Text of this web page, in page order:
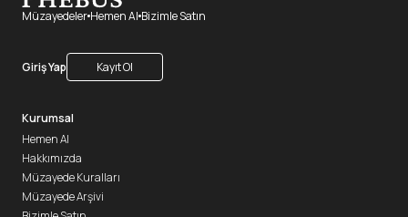
Müzayedeler Hemen Al Bizimle Satın
Giriş Yap Kayıt Ol
Kurumsal
Hemen Al
Hakkımızda
Müzayede Kuralları
Müzayede Arşivi